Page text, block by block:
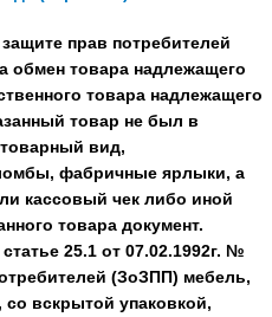
прав потребителей
обмен товара надлежащего
товара надлежащего
товар не был в
вид,
фабричные ярлыки, а
кассовый чек либо иной
товара документ.
25.1 от 07.02.1992г. №
(ЗоЗПП) мебель,
вскрытой упаковкой,